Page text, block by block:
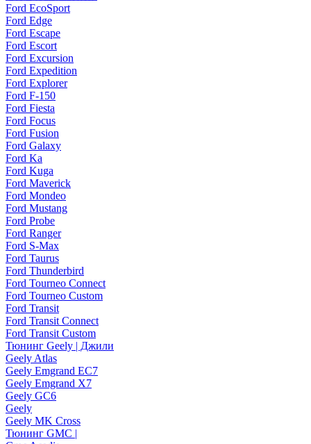
Ford EcoSport
Ford Edge
Ford Escape
Ford Escort
Ford Excursion
Ford Expedition
Ford Explorer
Ford F-150
Ford Fiesta
Ford Focus
Ford Fusion
Ford Galaxy
Ford Ka
Ford Kuga
Ford Maverick
Ford Mondeo
Ford Mustang
Ford Probe
Ford Ranger
Ford S-Max
Ford Taurus
Ford Thunderbird
Ford Tourneo Connect
Ford Tourneo Custom
Ford Transit
Ford Transit Connect
Ford Transit Custom
Тюнинг Geely | Джили
Geely Atlas
Geely Emgrand EC7
Geely Emgrand X7
Geely GC6
Geely
Geely MK Cross
Тюнинг GMC |